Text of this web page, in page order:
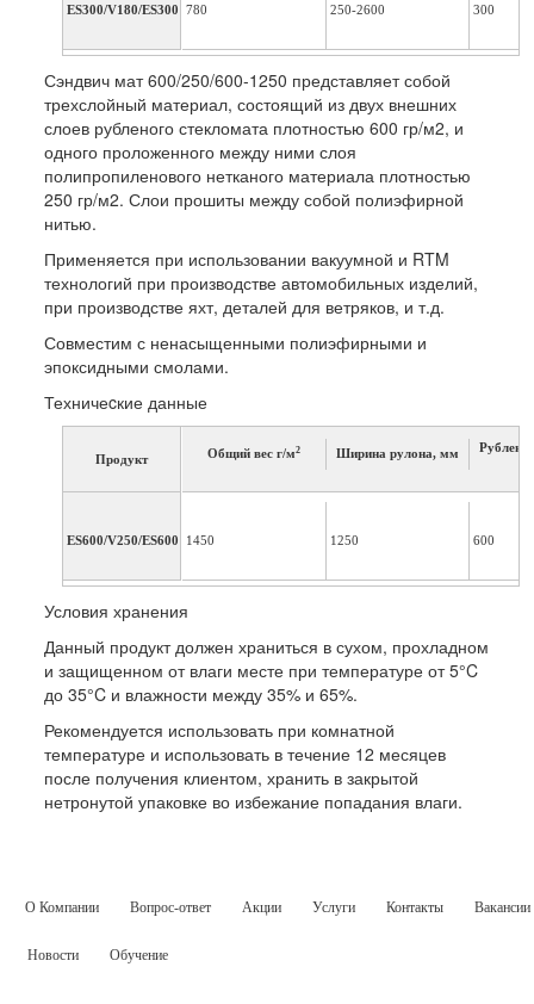
ES300/V180/ES300 780 250-2600 300
Сэндвич мат 600/250/600-1250 представляет собой
трехслойный материал, состоящий из двух внешних
слоев рубленого стекломата плотностью 600 гр/м2, и
одного проложенного между ними слоя
полипропиленового нетканого материала плотностью
250 гр/м2. Слои прошиты между собой полиэфирной
нитью.
Применяется при использовании вакуумной и RTM
технологий при производстве автомобильных изделий,
при производстве яхт, деталей для ветряков, и т.д.
Совместим с ненасыщенными полиэфирными и
эпоксидными смолами.
Техничеcкие данные
Продукт
ES600/V250/ES600
Общий вес г/м2 Ширина рулона, мм
1450 1250 600
Условия хранения
Данный продукт должен храниться в сухом, прохладном
и защищенном от влаги месте при температуре от 5°C
до 35°C и влажности между 35% и 65%.
Рекомендуется использовать при комнатной
температуре и использовать в течение 12 месяцев
после получения клиентом, хранить в закрытой
нетронутой упаковке во избежание попадания влаги.
О Компании Вопрос-ответ Акции Услуги Контакты Вакансии
Новости Обучение